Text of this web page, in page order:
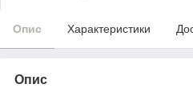
Опис Характеристики
Опис